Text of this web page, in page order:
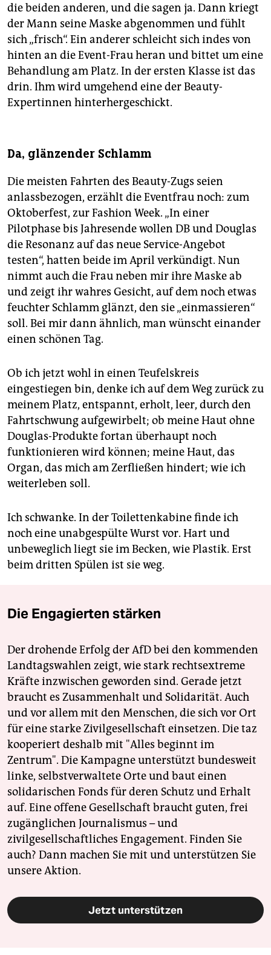
die beiden anderen, und die sagen ja. Dann kriegt
der Mann seine Maske abgenommen und fühlt
sich „frisch“. Ein anderer schleicht sich indes von
hinten an die Event-Frau heran und bittet um eine
Behandlung am Platz. In der ersten Klasse ist das
drin. Ihm wird umgehend eine der Beauty-
Expertinnen hinterhergeschickt.
Da, glänzender Schlamm
Die meisten Fahrten des Beauty-Zugs seien
anlassbezogen, erzählt die Eventfrau noch: zum
Oktoberfest, zur Fashion Week. „In einer
Pilotphase bis Jahresende wollen DB und Douglas
die Resonanz auf das neue Service-Angebot
testen“, hatten beide im April verkündigt. Nun
nimmt auch die Frau neben mir ihre Maske ab
und zeigt ihr wahres Gesicht, auf dem noch etwas
feuchter Schlamm glänzt, den sie „einmassieren“
soll. Bei mir dann ähnlich, man wünscht ein­ander
einen schönen Tag.
Ob ich jetzt wohl in einen Teufelskreis
eingestiegen bin, denke ich auf dem Weg zurück zu
meinem Platz, entspannt, erholt, leer, durch den
Fahrtschwung aufgewirbelt; ob meine Haut ohne
Douglas-Produkte fortan überhaupt noch
funktionieren wird können; meine Haut, das
Organ, das mich am Zerfließen hindert; wie ich
weiterleben soll.
Ich schwanke. In der Toilettenkabine finde ich
noch eine unabgespülte Wurst vor. Hart und
unbeweglich liegt sie im Becken, wie Plastik. Erst
beim dritten Spülen ist sie weg.
Die Engagierten stärken
Der drohende Erfolg der AfD bei den kommenden
Landtagswahlen zeigt, wie stark rechtsextreme
Kräfte inzwischen geworden sind. Gerade jetzt
braucht es Zusammenhalt und Solidarität. Auch
und vor allem mit den Menschen, die sich vor Ort
für eine starke Zivilgesellschaft einsetzen. Die taz
kooperiert deshalb mit "Alles beginnt im
Zentrum". Die Kampagne unterstützt bundesweit
linke, selbstverwaltete Orte und baut einen
solidarischen Fonds für deren Schutz und Erhalt
auf. Eine offene Gesellschaft braucht guten, frei
zugänglichen Journalismus – und
zivilgesellschaftliches Engagement. Finden Sie
auch? Dann machen Sie mit und unterstützen Sie
unsere Aktion.
Jetzt unterstützen